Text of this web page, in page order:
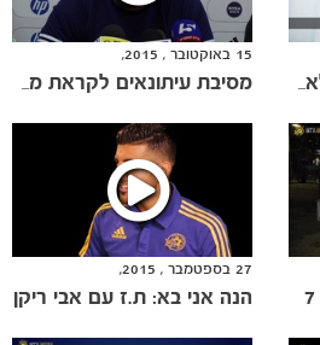
15 באוקטובר , 2015,
27 בספטמבר , 2015,
הנה אני בא: ת.ז עם אבי ריקן